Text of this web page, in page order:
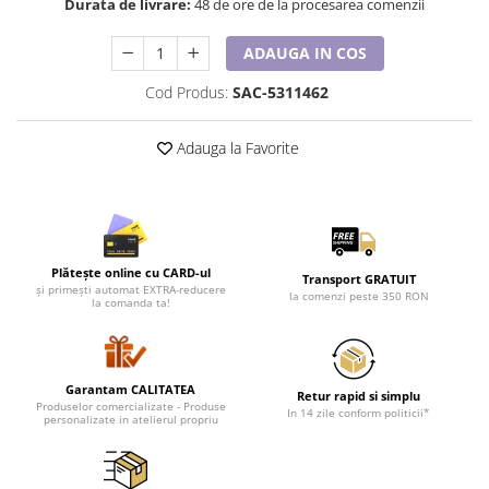
Lenjerii de pat pentru copii
Pijamale de CRACIUN
WINTER Collection
Halate si pijamale Family
Incaltaminte
Pijamale de copii
Pijamale BIG SIZE femei
Tricouri de craciun
Durata de livrare: 48 de ore de la procesarea comenzii
ADAUGA IN COS
Cod Produs: SAC-5311462
Adauga la Favorite
Plătește online cu CARD-ul
și primești automat EXTRA-reducere
la comanda ta!
Transport GRATUIT
la comenzi peste 350 RON
Garantam CALITATEA
Produselor comercializate - Produse
personalizate in atelierul propriu
Retur rapid si simplu
In 14 zile conform politicii*